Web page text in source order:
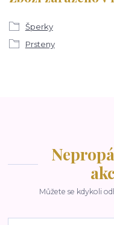
Šperky
Prsteny
Můžete se kdykoli